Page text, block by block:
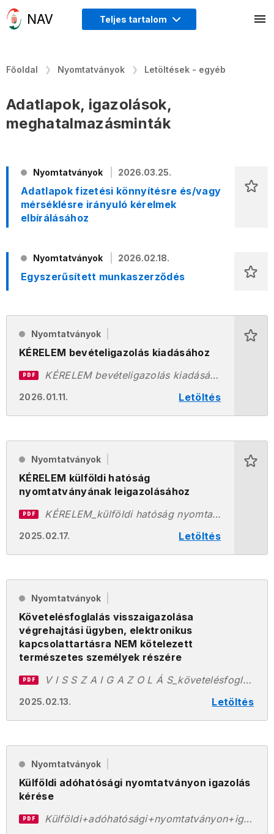
Teljes tartalom
Főoldal Nyomtatványok Letöltések - egyéb
Adatlapok, igazolások,
meghatalmazásminták
Nyomtatványok 2026.03.25.
Adatlapok fizetési könnyítésre és/vagy
mérséklésre irányuló kérelmek
elbírálásához
Nyomtatványok 2026.02.18.
Egyszerűsített munkaszerződés
Nyomtatványok
KÉRELEM bevételigazolás kiadásához
2026.01.11. Letöltés
PDF KÉRELEM bevételigazolás kiadásához.pdf
Nyomtatványok
KÉRELEM külföldi hatóság
nyomtatványának leigazolásához
2025.02.17. Letöltés
PDF KÉRELEM_külföldi hatóság nyomtatványának leigazolásához (1).pdf
Nyomtatványok
Követelésfoglalás visszaigazolása
végrehajtási ügyben, elektronikus
kapcsolattartásra NEM kötelezett
természetes személyek részére
2025.02.13. Letöltés
PDF V I S S Z A I G A Z O L Á S_követelésfoglalás visszaigazolása elektronikus kapcsolattartásra NEM kötelezettek részére.pdf
Nyomtatványok
Külföldi adóhatósági nyomtatványon igazolás
kérése
PDF Külföldi+adóhatósági+nyomtatványon+igazolás+kérése.pdf